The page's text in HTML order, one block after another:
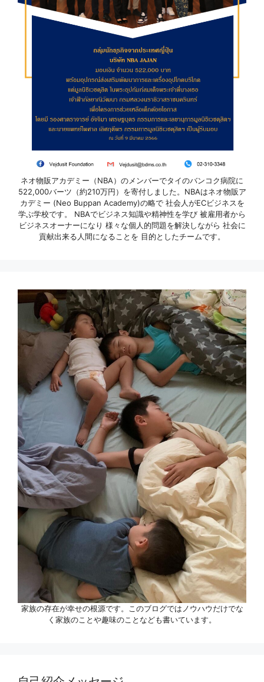
ネオ物販アカデミー（NBA）のメンバーでタイのバンコク病院に
522,000バーツ（約210万円）を寄付しました。NBAはネオ物販ア
カデミー (Neo Buppan Academy)の略で 社会人がECビジネスを
学ぶ学校です。 NBAでビジネス知識や精神性を学び 被雇用者から
ビジネスオーナーになり 様々な個人的問題を解決しながら 社会に
貢献出来る人間になることを 目的としたチームです。
家族の存在が幸せの根源です。このブログではノウハウだけでな
く家族のことや趣味のことなども書いています。